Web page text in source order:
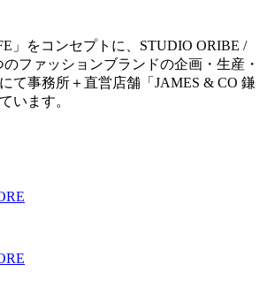
」をコンセプトに、STUDIO ORIBE /
ファッションブランドの企画・生産・
て事務所＋直営店舗「JAMES & CO 鎌
います。